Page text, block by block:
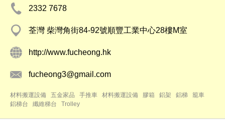
2332 7678
荃灣 柴灣角街84-92號順豐工業中心28樓M室
http://www.fucheong.hk
fucheong3@gmail.com
材料搬運設備 五金家品 手推車 材料搬運設備 膠箱 鋁架 鋁梯
籠車
鋁梯台
纖維梯台 Trolley